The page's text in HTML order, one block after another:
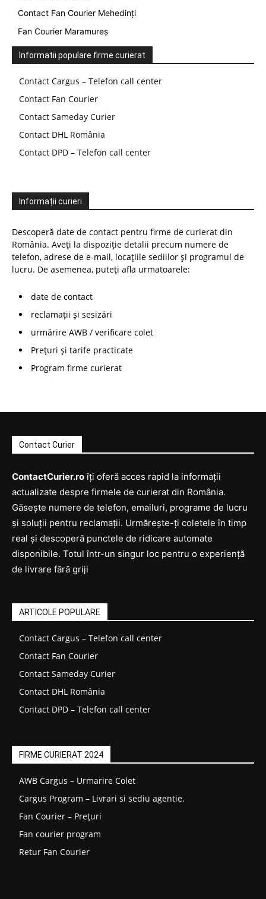
Contact Fan Courier Mehedinți
Fan Courier Maramureș
Informatii populare firme curierat
Contact Cargus – Telefon call center
Contact Fan Courier
Contact Sameday Curier
Contact DHL România
Contact DPD – Telefon call center
Informații curieri
Descoperă date de contact pentru firme de curierat din
România. Aveți la dispoziție detalii precum numere de
telefon, adrese de e-mail, locațiile sediilor și programul de
lucru. De asemenea, puteți afla urmatoarele:
date de contact
reclamații și sesizări
urmărire AWB / verificare colet
Prețuri și tarife practicate
Program firme curierat
Contact Curier
ContactCurier.roîți oferă acces rapid la informații
actualizate despre firmele de curierat din România.
Găsește numere de telefon, emailuri, programe de lucru
și soluții pentru reclamații. Urmărește-ți coletele în timp
real și descoperă punctele de ridicare automate
disponibile. Totul într-un singur loc pentru o experiență
de livrare fără griji
ARTICOLE POPULARE
Contact Cargus – Telefon call center
Contact Fan Courier
Contact Sameday Curier
Contact DHL România
Contact DPD – Telefon call center
FIRME CURIERAT 2024
AWB Cargus – Urmarire Colet
Cargus Program – Livrari si sediu agentie.
Fan Courier – Prețuri
Fan courier program
Retur Fan Courier